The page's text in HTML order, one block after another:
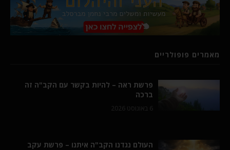
מאמרים פופולריים
פרשת ראה – להיות בקשר עם הקב"ה זה
ברכה
העולם נגדנו הקב"ה איתנו – פרשת עקב